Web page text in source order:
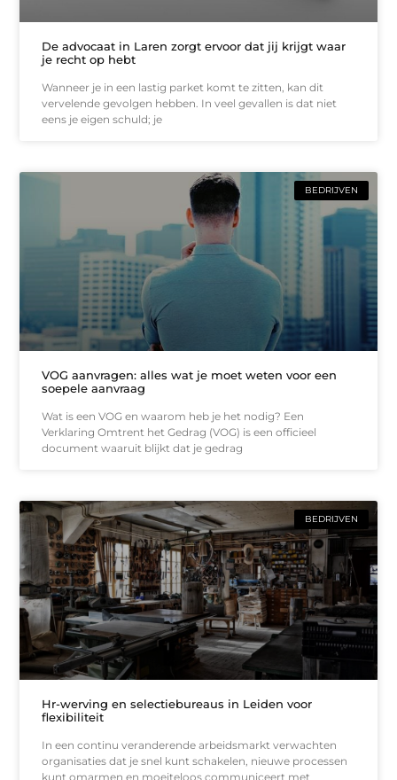
De advocaat in Laren zorgt ervoor dat jij krijgt waar
je recht op hebt
Wanneer je in een lastig parket komt te zitten, kan dit
vervelende gevolgen hebben. In veel gevallen is dat niet
eens je eigen schuld; je
BEDRIJVEN
VOG aanvragen: alles wat je moet weten voor een
soepele aanvraag
Wat is een VOG en waarom heb je het nodig? Een
Verklaring Omtrent het Gedrag (VOG) is een officieel
document waaruit blijkt dat je gedrag
BEDRIJVEN
Hr-werving en selectiebureaus in Leiden voor
flexibiliteit
In een continu veranderende arbeidsmarkt verwachten
organisaties dat je snel kunt schakelen, nieuwe processen
kunt omarmen en moeiteloos communiceert met